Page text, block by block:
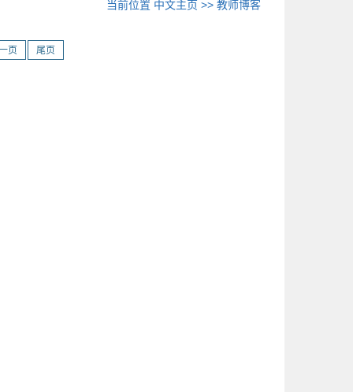
当前位置 中文主页 >>教师博客
页 尾页